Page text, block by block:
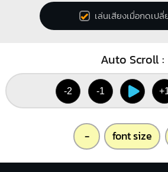
เล่นเสียงเมื่อกดเป
Auto Scroll :
-2 -1
- font size